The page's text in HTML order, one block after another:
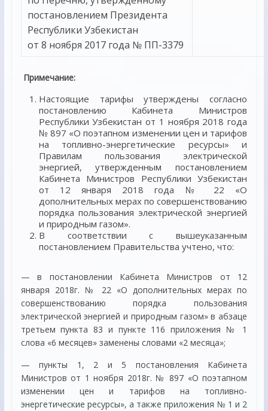
постановлением Президента
Республики Узбекистан
от 8 ноября 2017 года № ПП-3379
Примечание:
Настоящие тарифы утверждены согласно
постановлению Кабинета Министров
Республики Узбекистан от 1 ноября 2018 года
№ 897 «О поэтапном изменении цен и тарифов
на топливно-энергетические ресурсы» и
Правилам пользования электрической
энергией, утвержденным постановлением
Кабинета Министров Республики Узбекистан
от 12 января 2018 года № 22 «О
дополнительных мерах по совершенствованию
порядка пользования электрической энергией
и природным газом».
В соответствии с вышеуказанным
постановлением Правительства учтено, что:
— в постановлении Кабинета Министров от 12
января 2018г. № 22 «О дополнительных мерах по
совершенствованию порядка пользования
электрической энергией и природным газом» в абзаце
третьем пункта 83 и пункте 116 приложения № 1
слова «6 месяцев» заменены словами «2 месяца»;
— пункты 1, 2 и 5 постановления Кабинета
Министров от 1 ноября 2018г. № 897 «О поэтапном
изменении цен и тарифов на топливно-
энергетические ресурсы», а также приложения № 1 и 2